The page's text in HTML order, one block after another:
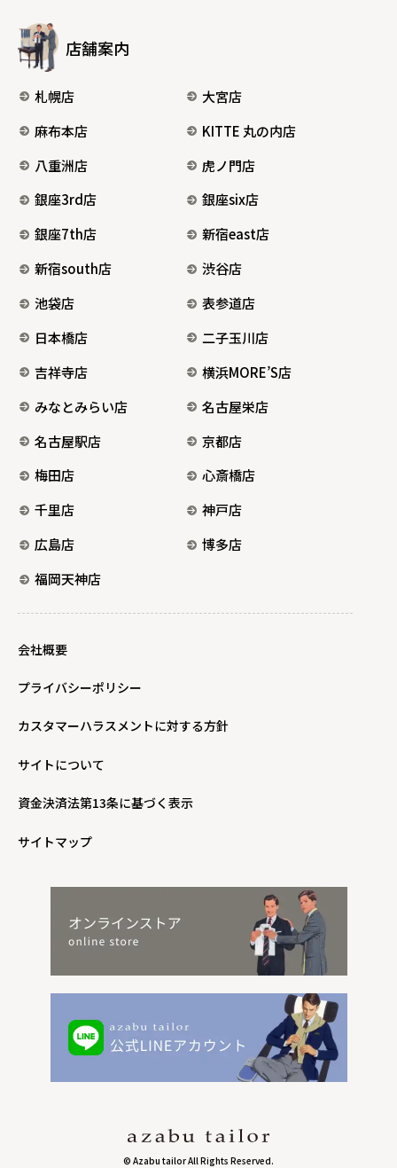
店舗案内
札幌店
大宮店
麻布本店
KITTE 丸の内店
八重洲店
虎ノ門店
銀座3rd店
銀座six店
銀座7th店
新宿east店
新宿south店
渋谷店
池袋店
表参道店
日本橋店
二子玉川店
吉祥寺店
横浜MORE’S店
みなとみらい店
名古屋栄店
名古屋駅店
京都店
梅田店
心斎橋店
千里店
神戸店
広島店
博多店
福岡天神店
会社概要
プライバシーポリシー
カスタマーハラスメントに対する方針
サイトについて
資金決済法第13条に基づく表示
サイトマップ
© Azabu tailor All Rights Reserved.